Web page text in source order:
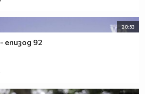
20:53
епизод 92